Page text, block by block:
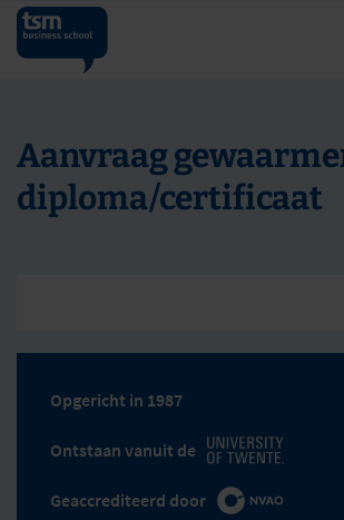
Aanvraag
diploma/certificaat
Opgericht in 1987
Ontstaan vanuit de
Geaccrediteerd door